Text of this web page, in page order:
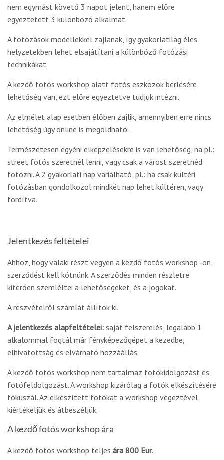
nem egymást követő 3 napot jelent, hanem előre
egyeztetett 3 különböző alkalmat.
A fotózások modellekkel zajlanak, így gyakorlatilag éles
helyzetekben lehet elsajátítani a különböző fotózási
technikákat.
A kezdő fotós workshop alatt fotós eszközök bérlésére
lehetőség van, ezt előre egyeztetve tudjuk intézni.
Az elmélet alap esetben élőben zajlik, amennyiben erre nincs
lehetőség úgy online is megoldható.
Természetesen egyéni elképzelésekre is van lehetőség, ha pl.:
street fotós szeretnél lenni, vagy csak a várost szeretnéd
fotózni. A 2 gyakorlati nap variálható, pl.: ha csak kültéri
fotózásban gondolkozol mindkét nap lehet kültéren, vagy
fordítva.
Jelentkezés feltételei
Ahhoz, hogy valaki részt vegyen a kezdő fotós workshop -on,
szerződést kell kötnünk. A szerződés minden részletre
kitérően szemléltei a lehetőségeket, és a jogokat.
A részvételről számlát állítok ki.
A jelentkezés alapfeltételei: saját felszerelés, legalább 1
alkalommal fogtál már fényképezőgépet a kezedbe,
elhivatottság és elvárható hozzáállás.
A kezdő fotós workshop nem tartalmaz fotókidolgozást és
fotófeldolgozást. A workshop kizárólag a fotók elkészítésére
fókuszál. Az elkészített fotókat a workshop végeztével
kiértékeljük és átbeszéljük.
A kezdő fotós workshop ára
A kezdő fotós workshop teljes ára 800 Eur.